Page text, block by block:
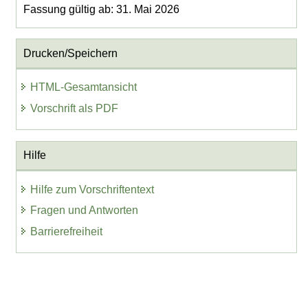
Fassung gültig ab: 31. Mai 2026
Drucken/Speichern
HTML-Gesamtansicht
Vorschrift als PDF
Hilfe
Hilfe zum Vorschriftentext
Fragen und Antworten
Barrierefreiheit